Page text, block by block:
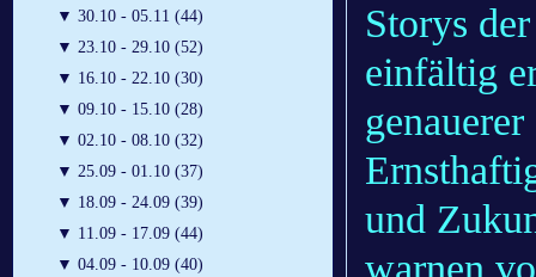
▼ 30.10 - 05.11 (44)
▼ 23.10 - 29.10 (52)
▼ 16.10 - 22.10 (30)
▼ 09.10 - 15.10 (28)
▼ 02.10 - 08.10 (32)
▼ 25.09 - 01.10 (37)
▼ 18.09 - 24.09 (39)
▼ 11.09 - 17.09 (44)
▼ 04.09 - 10.09 (40)
Storys
einfältig
und
warnen